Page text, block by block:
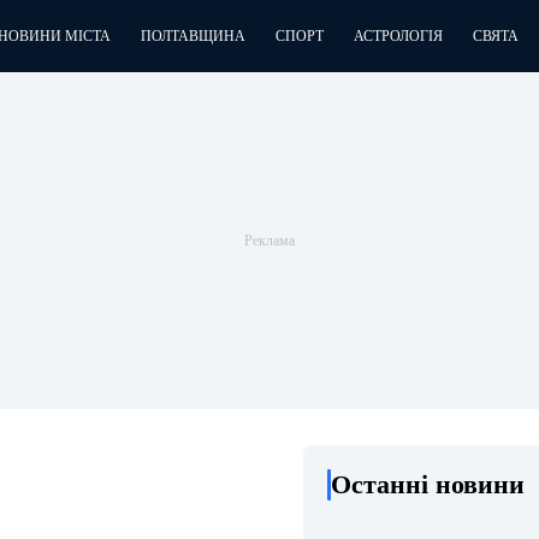
МІСТА ПОЛТАВЩИНА СПОРТ АСТРОЛОГІЯ СВЯТА
Останні новини